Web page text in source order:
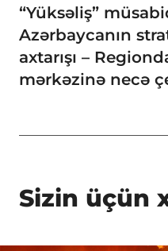
“Yüksəliş”
Azərbaycanın
axtarışı –
mərkəzinə necə
Sizin üçün